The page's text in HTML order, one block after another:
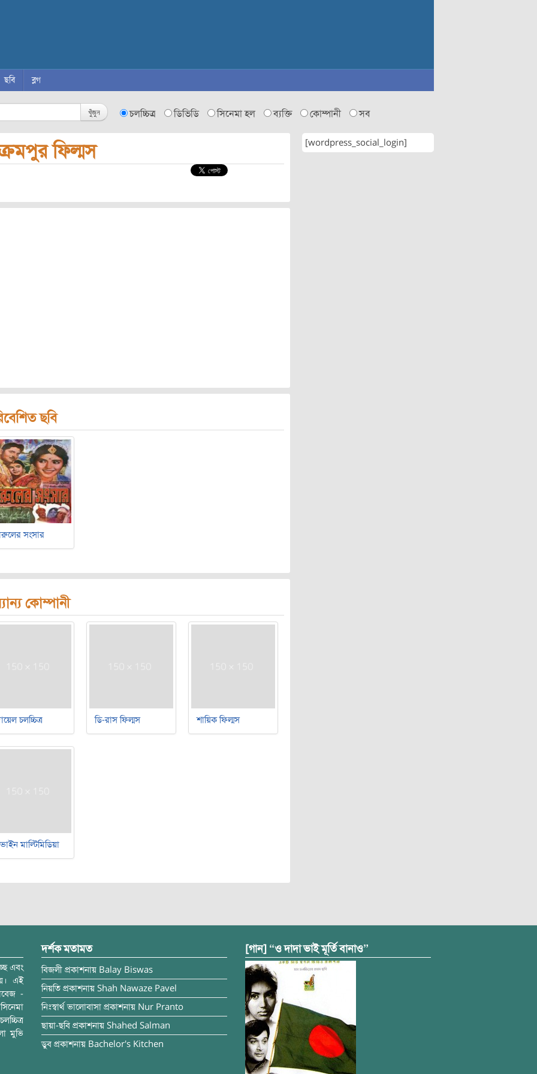
ছবি ব্লগ
খুঁজুন চলচ্চিত্র ডিভিডি সিনেমা হল ব্যক্তি কোম্পানী সব
ফিল্মস
ছবি
সংসার
কোম্পানী
চলচ্চিত্র ডি-রাস ফিল্মস শায়িক ফিল্মস
মাল্টিমিডিয়া
[wordpress_social_login]
এবং
এই
-
মুভি
দর্শক মতামত
বিজলী প্রকাশনায় Balay Biswas
নিয়তি প্রকাশনায় Shah Nawaze Pavel
নিঃস্বার্থ ভালোবাসা প্রকাশনায় Nur Pranto
ছায়া-ছবি প্রকাশনায় Shahed Salman
ডুব প্রকাশনায় Bachelor's Kitchen
[গান] “ও দাদা ভাই মূর্তি বানাও”